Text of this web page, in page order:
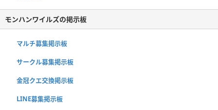
モンハンワイルズの掲示板
マルチ募集掲示板
サークル募集掲示板
金冠クエ交換掲示板
LINE募集掲示板